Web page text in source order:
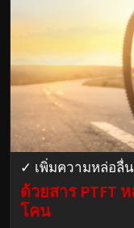
✓ เพิ่มความหล่อลื่
ด้วยสาร PTFT
โคน